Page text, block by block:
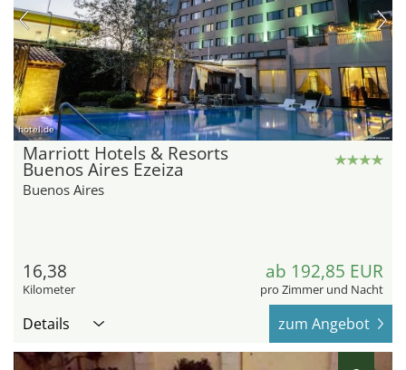
hotel.de
Marriott Hotels & Resorts
Buenos Aires Ezeiza
Buenos Aires
16,38
Kilometer
ab 192,85 EUR
pro Zimmer und Nacht
Details zum Angebot